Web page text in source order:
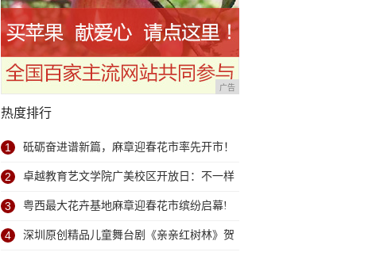
广告
热度排行
1 砥砺奋进谱新篇，麻章迎春花市率先开市！
2 卓越教育艺文学院广美校区开放日：不一样
的艺考文化课体验，学位已告急
3 粤西最大花卉基地麻章迎春花市缤纷启幕!
4 深圳原创精品儿童舞台剧《亲亲红树林》贺